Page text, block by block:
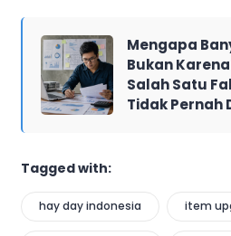
Mengapa
Bukan
Salah Satu
Tidak Pernah
Tagged with:
hay day indonesia item